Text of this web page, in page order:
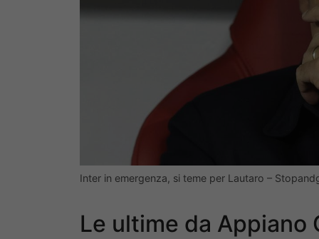
Inter in emergenza, si teme per Lautaro –
Le ultime da Appiano